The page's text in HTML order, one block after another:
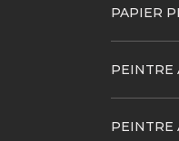
PAPIER
PEINTRE
PEINTRE